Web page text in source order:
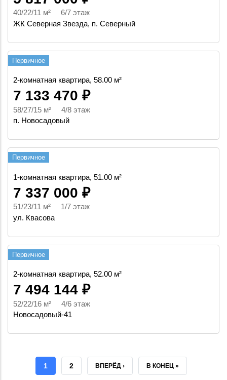
40/22/11 м² 6/7 этаж
ЖК Северная Звезда, п. Северный
Первичное
2-комнатная квартира, 58.00 м²
7 133 470 ₽
58/27/15 м² 4/8 этаж
п. Новосадовый
Первичное
1-комнатная квартира, 51.00 м²
7 337 000 ₽
51/23/11 м² 1/7 этаж
ул. Квасова
Первичное
2-комнатная квартира, 52.00 м²
7 494 144 ₽
52/22/16 м² 4/6 этаж
Новосадовый-41
ТЕКУЩАЯ
1 СТРАНИЦА
2 СЛЕДУЮЩАЯ
ВПЕРЁД › ПОСЛЕДНЯЯ
В КОНЕЦ »